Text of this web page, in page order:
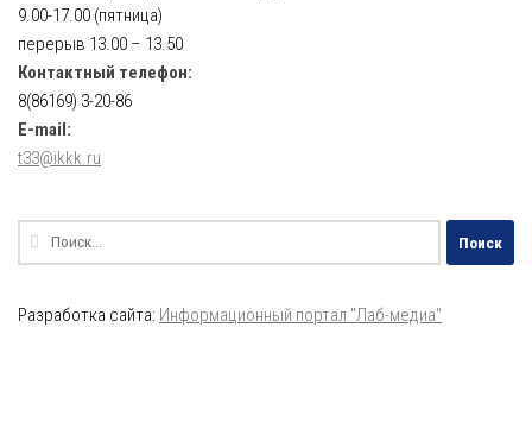
9.00-17.00 (пятница)
перерыв 13.00 – 13.50
Контактный телефон:
8(86169) 3-20-86
E-mail:
t33@ikkk.ru
Найти:
Разработка сайта: Информационный портал "Лаб-медиа"